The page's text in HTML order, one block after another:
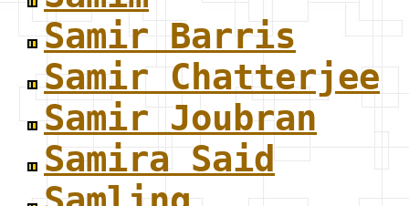
Samir Barris
Samir Chatterjee
Samir Joubran
Samira Said